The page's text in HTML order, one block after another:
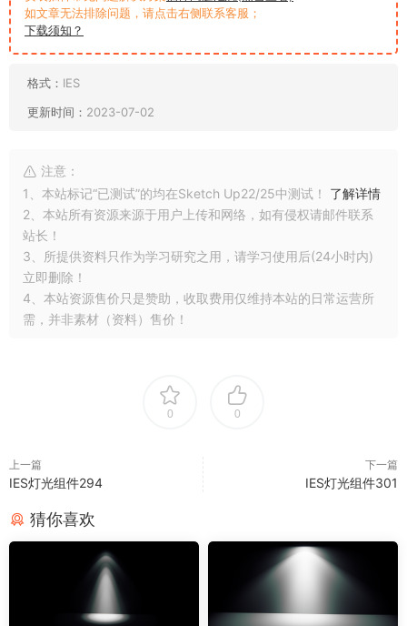
如文章无法排除问题，请点击右侧联系客服；
下载须知？
格式： IES
更新时间： 2023-07-02
注意：
1、本站标记“已测试”的均在Sketch Up22/25中测试！ 了解详情
2、本站所有资源来源于用户上传和网络，如有侵权请邮件联系
站长！
3、所提供资料只作为学习研究之用，请学习使用后(24小时内)
立即删除！
4、本站资源售价只是赞助，收取费用仅维持本站的日常运营所
需，并非素材（资料）售价！
0 0
上一篇
IES灯光组件294
下一篇
IES灯光组件301
猜你喜欢